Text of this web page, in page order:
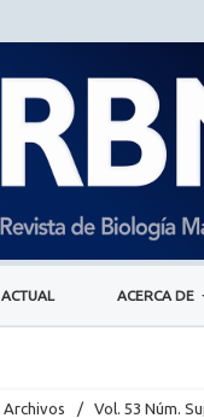
ACTUAL ACERCA DE
Archivos / Vol. 53 Núm.